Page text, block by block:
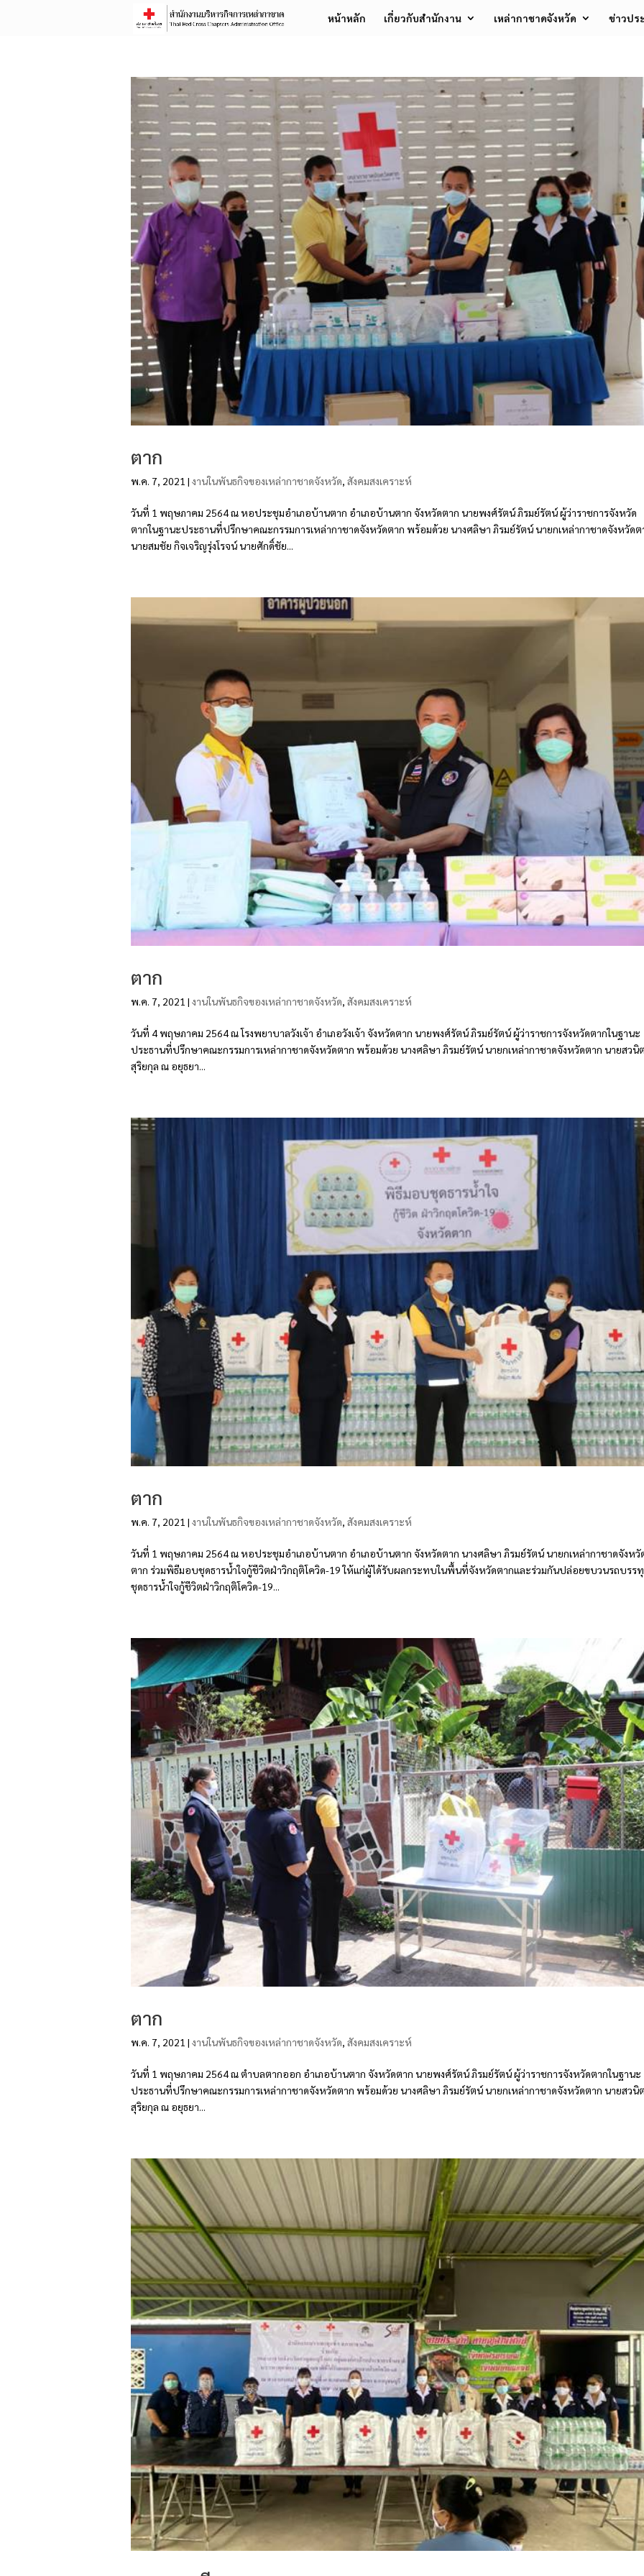
หน้าหลัก เกี่ยวกับสำนักงาน เหล่ากาชาดจังหวัด ข่าวปร
ตาก
พ.ค. 7, 2021 | งานในพันธกิจของเหล่ากาชาดจังหวัด, สังคมสงเคราะห์
วันที่ 1 พฤษภาคม 2564 ณ หอประชุมอำเภอบ้านตาก อำเภอบ้านตาก จังหวัดตาก นายพงศ์รัตน์ ภิรมย์รัตน์ ผู้ว่าราชการจังหวัด
ตากในฐานะประธานที่ปรึกษาคณะกรรมการเหล่ากาชาดจังหวัดตาก พร้อมด้วย นางศลิษา ภิรมย์รัตน์ นายกเหล่ากาชาดจังหวัดต
นายสมชัย กิจเจริญรุ่งโรจน์ นายศักดิ์ชัย...
ตาก
พ.ค. 7, 2021 | งานในพันธกิจของเหล่ากาชาดจังหวัด, สังคมสงเคราะห์
วันที่ 4 พฤษภาคม 2564 ณ โรงพยาบาลวังเจ้า อำเภอวังเจ้า จังหวัดตาก นายพงศ์รัตน์ ภิรมย์รัตน์ ผู้ว่าราชการจังหวัดตากในฐานะ
ประธานที่ปรึกษาคณะกรรมการเหล่ากาชาดจังหวัดตาก พร้อมด้วย นางศลิษา ภิรมย์รัตน์ นายกเหล่ากาชาดจังหวัดตาก นายสวนิ
สุริยกุล ณ อยุธยา...
ตาก
พ.ค. 7, 2021 | งานในพันธกิจของเหล่ากาชาดจังหวัด, สังคมสงเคราะห์
วันที่ 1 พฤษภาคม 2564 ณ หอประชุมอำเภอบ้านตาก อำเภอบ้านตาก จังหวัดตาก นางศลิษา ภิรมย์รัตน์ นายกเหล่ากาชาดจังหวั
ตาก ร่วมพิธีมอบชุดธารน้ำใจกู้ชีวิตฝ่าวิกฤติโควิด-19 ให้แก่ผู้ได้รับผลกระทบในพื้นที่จังหวัดตากและร่วมกันปล่อยขบวนรถบรร
ชุดธารน้ำใจกู้ชีวิตฝ่าวิกฤติโควิด-19...
ตาก
พ.ค. 7, 2021 | งานในพันธกิจของเหล่ากาชาดจังหวัด, สังคมสงเคราะห์
วันที่ 1 พฤษภาคม 2564 ณ ตำบลตากออก อำเภอบ้านตาก จังหวัดตาก นายพงศ์รัตน์ ภิรมย์รัตน์ ผู้ว่าราชการจังหวัดตากในฐานะ
ประธานที่ปรึกษาคณะกรรมการเหล่ากาชาดจังหวัดตาก พร้อมด้วย นางศลิษา ภิรมย์รัตน์ นายกเหล่ากาชาดจังหวัดตาก นายสวนิ
สุริยกุล ณ อยุธยา...